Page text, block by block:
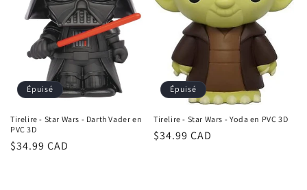
Épuisé
Tirelire - Star Wars - Darth Vader en
PVC 3D
Prix
$34.99 CAD
Épuisé
Tirelire - Star Wars - Yoda en PVC 3D
Prix
$34.99 CAD